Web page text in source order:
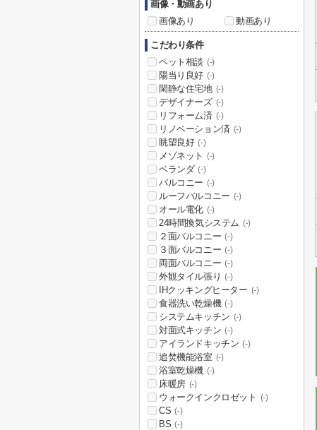
画像・動画あり
画像あり
動画あり
こだわり条件
ペット相談 (-)
陽当り良好 (-)
閑静な住宅地 (-)
デザイナーズ (-)
リフォーム済 (-)
リノベーション済 (-)
眺望良好 (-)
メゾネット (-)
ベランダ (-)
バルコニー (-)
ルーフバルコニー (-)
オール電化 (-)
24時間換気システム (-)
２面バルコニー (-)
３面バルコニー (-)
両面バルコニー (-)
外観タイル張り (-)
IHクッキングヒーター (-)
食器洗い乾燥機 (-)
システムキッチン (-)
対面式キッチン (-)
アイランドキッチン (-)
追焚機能浴室 (-)
浴室乾燥機 (-)
床暖房 (-)
ウォークインクロゼット (-)
CS (-)
BS (-)